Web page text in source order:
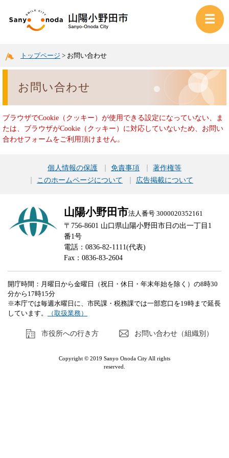
トップページ > お問い合わせ
お問い合わせ
ブラウザでCookie（クッキー）が使用できる設定になっていない、ま
たは、ブラウザがCookie（クッキー）に対応していないため、お問い
合わせフォームをご利用頂けません。
個人情報の保護 免責事項
著作権等
このホームページについて
広告掲載について
山陽小野田市法人番号 3000020352161
〒756-8601 山口県山陽小野田市日の出一丁目1
番1号
電話：0836-82-1111(代表)
Fax：0836-83-2604
開庁時間：月曜日から金曜日（祝日・休日・年末年始を除く）の8時30
分から17時15分
※本庁では毎週水曜日に、市民課・税務課では一部窓口を19時まで延長
しています。
（取扱業務）
市役所への行き方 お問い合わせ（組織別）
Copyright © 2019 Sanyo Onoda City All rights
reserved.